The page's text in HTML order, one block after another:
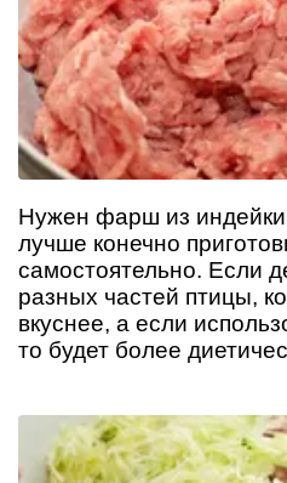
Нужен фарш из индейки
лучше конечно
самостоятельно. Если
разных частей птицы,
вкуснее, а если
то будет более